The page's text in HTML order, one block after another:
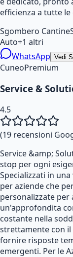
efficienza a tutte
Sgombero Cantine
Auto+1 altri
WhatsApp Vedi
CuneoPremium
Service &
4.5
(19 recensioni
Service &amp;
stop per ogni
Specializzati in
per aziende che
personalizzate
un'approfondita
costante nella
strettamente con
fornire risposte
emergenti. Per le